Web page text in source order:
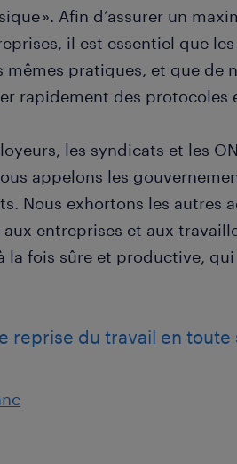
». Afin d’assurer un
il est essentiel que
mêmes pratiques, et que de
rapidement des protocoles
les syndicats et les
appelons les
Nous exhortons les autres
entreprises et aux
la fois sûre et productive,
reprise du travail en toute